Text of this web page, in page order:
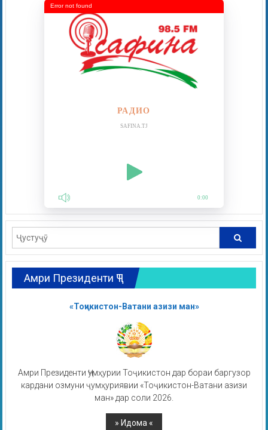
РАДИО
SAFINA.TJ
0:00
Error not found
Амри Президенти ҶТ
«Тоҷикистон-Ватани азизи ман»
Амри Президенти Ҷумҳурии Тоҷикистон дар бораи баргузор
кардани озмуни ҷумҳуриявии «Тоҷикистон-Ватани азизи
ман» дар соли 2026.